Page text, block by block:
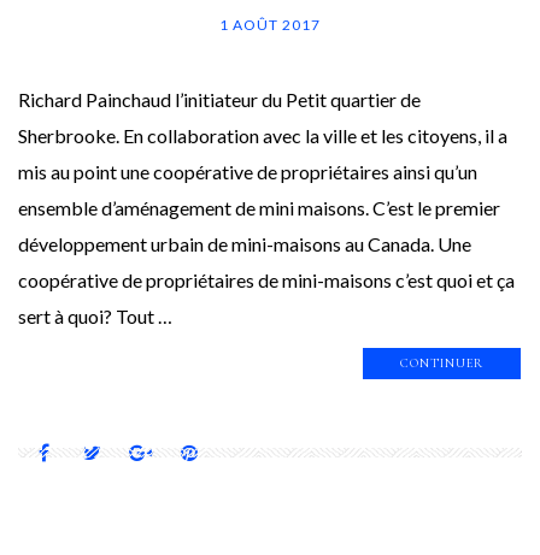
1 AOÛT 2017
Richard Painchaud l’initiateur du Petit quartier de
Sherbrooke. En collaboration avec la ville et les citoyens, il a
mis au point une coopérative de propriétaires ainsi qu’un
ensemble d’aménagement de mini maisons. C’est le premier
développement urbain de mini-maisons au Canada. Une
coopérative de propriétaires de mini-maisons c’est quoi et ça
sert à quoi? Tout …
CONTINUER